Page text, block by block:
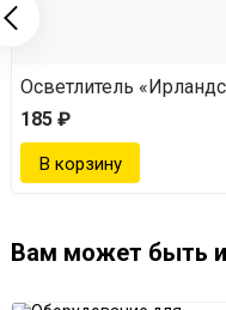
Осветлитель
185 ₽
Вам может быть